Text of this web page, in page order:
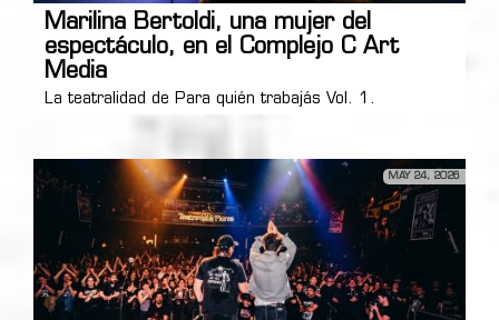
Marilina Bertoldi, una mujer del
espectáculo, en el Complejo C Art
Media
La teatralidad de Para quién trabajás Vol. 1.
MAY 24, 2026